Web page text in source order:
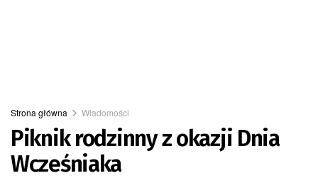
Strona główna Wiadomości
Piknik rodzinny z okazji Dnia
Wcześniaka